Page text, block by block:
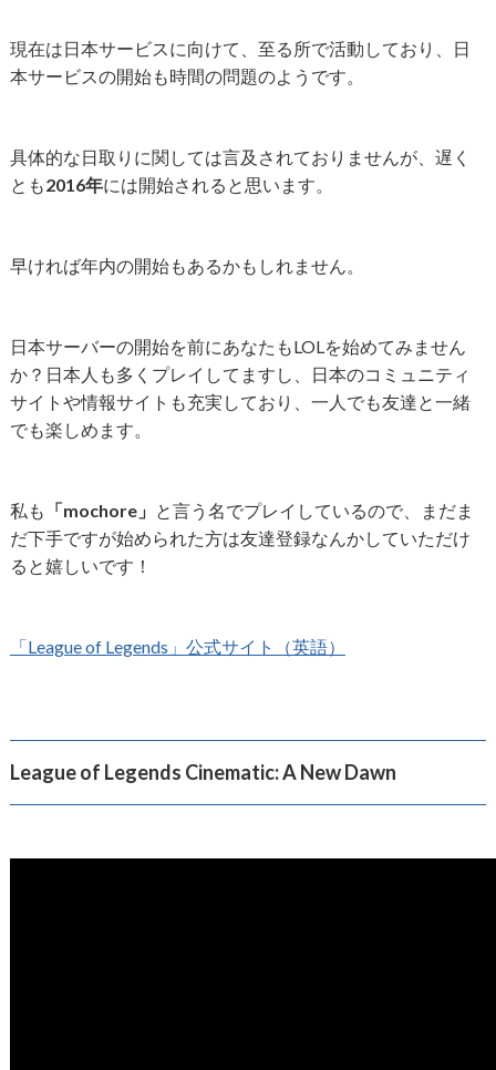
現在は日本サービスに向けて、至る所で活動しており、日
本サービスの開始も時間の問題のようです。
具体的な日取りに関しては言及されておりませんが、遅く
とも2016年には開始されると思います。
早ければ年内の開始もあるかもしれません。
日本サーバーの開始を前にあなたもLOLを始めてみません
か？日本人も多くプレイしてますし、日本のコミュニティ
サイトや情報サイトも充実しており、一人でも友達と一緒
でも楽しめます。
私も 「mochore」 と言う名でプレイしているので、まだま
だ下手ですが始められた方は友達登録なんかしていただけ
ると嬉しいです！
「League of Legends」公式サイト（英語）
League of Legends Cinematic: A New Dawn